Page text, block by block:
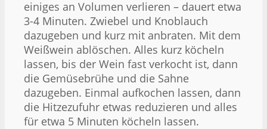
einiges an Volumen verlieren – dauert etwa
3-4 Minuten. Zwiebel und Knoblauch
dazugeben und kurz mit anbraten. Mit dem
Weißwein ablöschen. Alles kurz köcheln
lassen, bis der Wein fast verkocht ist, dann
die Gemüsebrühe und die Sahne
dazugeben. Einmal aufkochen lassen, dann
die Hitzezufuhr etwas reduzieren und alles
für etwa 5 Minuten köcheln lassen.